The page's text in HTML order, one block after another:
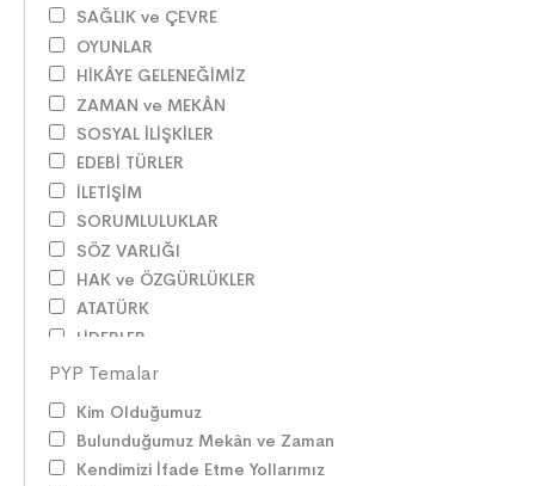
SAĞLIK ve ÇEVRE
OYUNLAR
HİKÂYE GELENEĞİMİZ
ZAMAN ve MEKÂN
SOSYAL İLİŞKİLER
EDEBİ TÜRLER
İLETİŞİM
SORUMLULUKLAR
SÖZ VARLIĞI
HAK ve ÖZGÜRLÜKLER
ATATÜRK
LİDERLER
DOĞA ve EVREN
DEMOKRASİ
BİLİM ve TEKNOLOJİ
PYP Temalar
Kim Olduğumuz
Bulunduğumuz Mekân ve Zaman
Kendimizi İfade Etme Yollarımız